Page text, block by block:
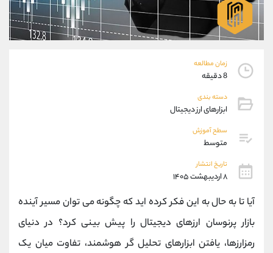
زمان مطالعه
8 دقیقه
دسته بندی
ابزارهای ارز دیجیتال
سطح آموزش
متوسط
تاریخ انتشار
۸ اردیبهشت ۱۴۰۵
آیا تا به حال به این فکر کرده‌ اید که چگونه می ‌توان مسیر آینده
بازار پرنوسان ارزهای دیجیتال را پیش ‌بینی کرد؟ در دنیای
رمزارزها، یافتن ابزارهای تحلیل ‌گر هوشمند، تفاوت میان یک
09927779040
واتساپ شروع گفتگو
تلگرام @Armteam_admin_por
پشتیبان فروش
موبایل
اطلاعات تماس
تلفن 021-22021030
021-22021040
بدون پیش شماره
اینستاگرام @alireza.mehrabii